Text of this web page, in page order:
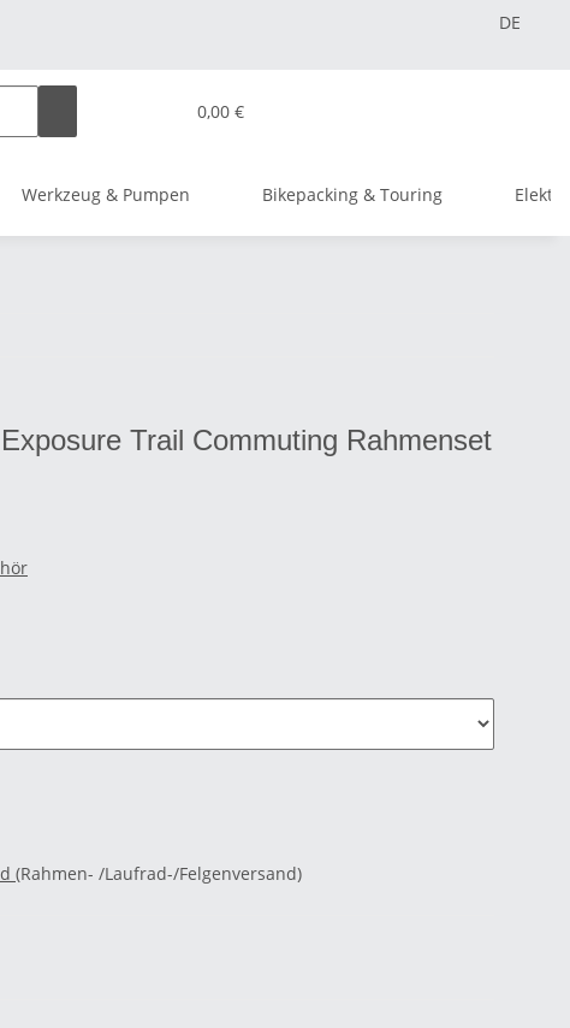
DE
0,00 €
Werkzeug & Pumpen Bikepacking & Touring
Trail Commuting Rahmenset
(Rahmen- /Laufrad-/Felgenversand)